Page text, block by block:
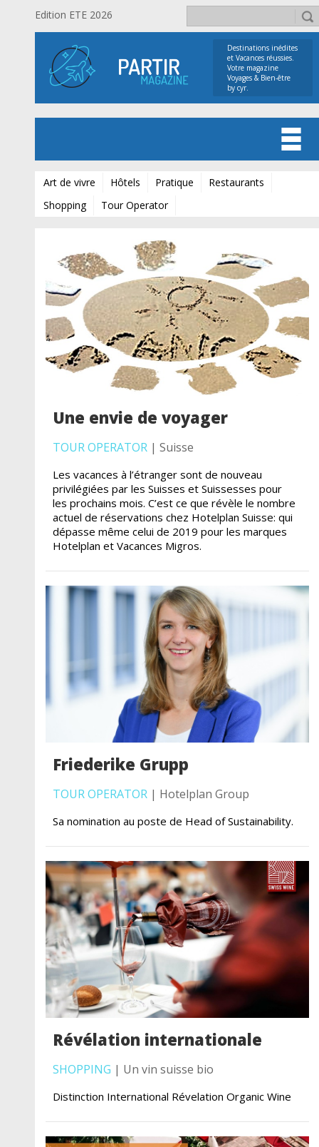
Edition ETE 2026
Destinations inédites
et Vacances réussies.
Votre magazine
Voyages & Bien-être
by cyr.
Art de vivre Hôtels Pratique
Restaurants
Shopping
Tour Operator
Une envie de voyager
TOUR OPERATOR| Suisse
Les vacances à l’étranger sont de nouveau
privilégiées par les Suisses et Suissesses pour
les prochains mois. C’est ce que révèle le nombre
actuel de réservations chez Hotelplan Suisse: qui
dépasse même celui de 2019 pour les marques
Hotelplan et Vacances Migros.
Friederike Grupp
TOUR OPERATOR| Hotelplan Group
Sa nomination au poste de Head of Sustainability.
Révélation internationale
SHOPPING | Un vin suisse bio
Distinction International Révelation Organic Wine